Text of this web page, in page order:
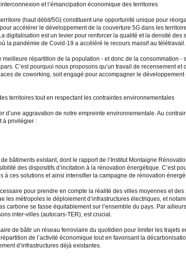
et l’émancipation économique des territoires
(haut débit/5G) constituent une opportunité unique pour
accélérer le développement de la couverture 5G dans les
digitalisation est un levier pour renforcer la qualité et la densité
la pandémie de Covid-19 a accéléré le recours massif au télétravail.
meilleure répartition de la population - et donc de la consommation
C’est pourquoi nous proposons qu’un travail de recensement
de coworking, soit engagé pour accompagner le
territoires tout en respectant les contraintes environnementales
aggravation de notre empreinte environnementale. Au
à privilégier :
bâtiments existant, dont le rapport de l’Institut Montaigne
des dispositifs d’incitation à la rénovation énergétique. C’est
à ces solutions et ainsi intensifier la campagne de rénovation
pour prendre en compte la réalité des villes moyennes et
les métropoles le déploiement d’infrastructures électriques, et
carbone se fasse équitablement sur l’ensemble du pays. Par
inter-villes (autocars-TER), est crucial.
de bâtir un réseau ferroviaire du quotidien pour limiter les
de l’activité économique tout en favorisant la
d’infrastructures déjà existantes.